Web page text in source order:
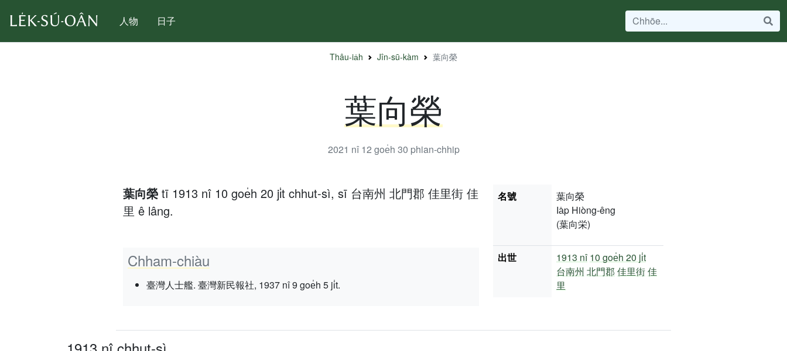
人物 日子
Thâu-ia̍h Jîn-sū-kàm 葉向榮
葉向榮
2021 nî 12 goe̍h 30 phian-chhip
葉向榮 tī 1913 nî 10 goe̍h 20 ji̍t chhut-sì, sī 台南州 北門郡 佳里街 佳
里 ê lâng.
Chham-chiàu
臺灣人士艦. 臺灣新民報社, 1937 nî 9 goe̍h 5 ji̍t.
名號
葉向榮
Ia̍p Hiòng-êng
(葉向栄)
出世 1913 nî 10 goe̍h 20 ji̍t
台南州 北門郡 佳里街佳
里